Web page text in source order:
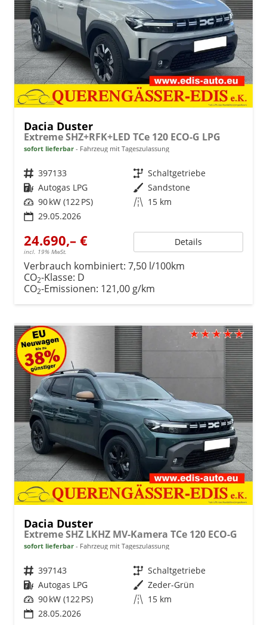
Dacia Duster
Extreme SHZ+RFK+LED TCe 120 ECO-G LPG
sofort lieferbar Fahrzeug mit Tageszulassung
Fahrzeugnr. 397133 Getriebe Schaltgetriebe
Kraftstoff Autogas LPG Außenfarbe Sandstone
Leistung 90 kW (122 PS) Kilometerstand 15 km
29.05.2026
24.690,– €
incl. 19% MwSt.
Details
Verbrauch kombiniert: 7,50 l/100km
CO2-Klasse: D
CO2-Emissionen: 121,00 g/km
Dacia Duster
Extreme SHZ LKHZ MV-Kamera TCe 120 ECO-G
sofort lieferbar Fahrzeug mit Tageszulassung
Fahrzeugnr. 397143 Getriebe Schaltgetriebe
Kraftstoff Autogas LPG Außenfarbe Zeder-Grün
Leistung 90 kW (122 PS) Kilometerstand 15 km
28.05.2026